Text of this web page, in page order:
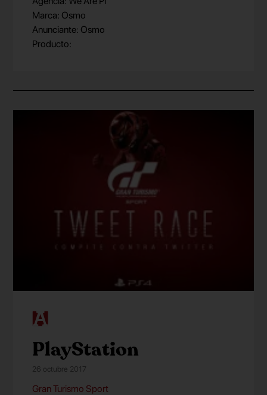
Marca: Osmo
Anunciante: Osmo
Producto:
PlayStation
26 octubre 2017
Gran Turismo Sport